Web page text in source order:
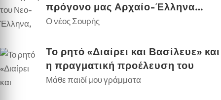
πρόγονο μας Αρχαίο-Έλληνα…
Ο νέος Σουρής
Το ρητό «Διαίρει και Βασίλευε» και
η πραγματική προέλευση του
Μάθε παιδί μου γράμματα